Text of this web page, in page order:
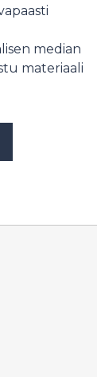
median
materiaali